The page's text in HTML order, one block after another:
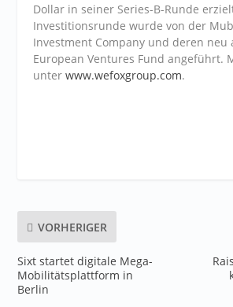
Dollar in seiner Series-B-Runde
Investitionsrunde wurde von der
Investment Company und deren neu
European Ventures Fund angeführt.
unterwww.wefoxgroup.com.
VORHERIGER
Sixt startet digitale Mega-
Mobilitätsplattform in
Berlin